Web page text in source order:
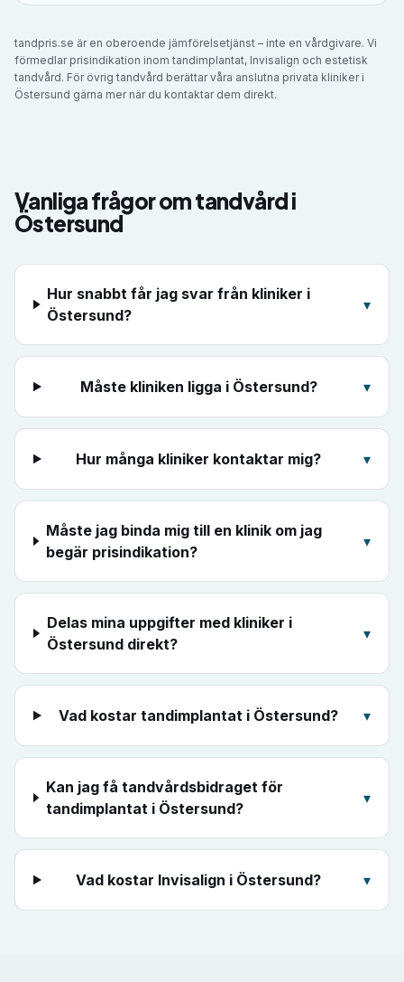
tandpris.se är en oberoende jämförelsetjänst – inte en vårdgivare. Vi
förmedlar prisindikation inom tandimplantat, Invisalign och estetisk
tandvård. För övrig tandvård berättar våra anslutna privata kliniker i
Östersund gärna mer när du kontaktar dem direkt.
Vanliga frågor om tandvård i
Östersund
Hur snabbt får jag svar från kliniker i
Östersund?
▾
Måste kliniken ligga i Östersund? ▾
Hur många kliniker kontaktar mig? ▾
Måste jag binda mig till en klinik om jag
begär prisindikation?
▾
Delas mina uppgifter med kliniker i
Östersund direkt?
▾
Vad kostar tandimplantat i Östersund? ▾
Kan jag få tandvårdsbidraget för
tandimplantat i Östersund?
▾
Vad kostar Invisalign i Östersund? ▾